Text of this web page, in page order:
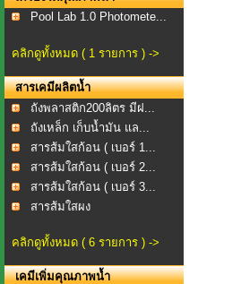
Pool Lab 1.0 Photomete...
คลิกดูทั้งหมด ( 1 รายการ ) ->
สารเคมีผลิตน้ำ
ถังพลาสติก200ลิตร​ มีฝ...
ถังเหล็ก เก็บน้ำมัน แล...
สารส้มใสก้อน ( เบอร์ 1...
สารส้มใสก้อน ( เบอร์ 2...
สารส้มใสก้อน ( เบอร์ 3...
สารส้มใสผง
คลิกดูทั้งหมด ( 6 รายการ ) ->
เคมีเพิ่มคุณภาพน้ำ